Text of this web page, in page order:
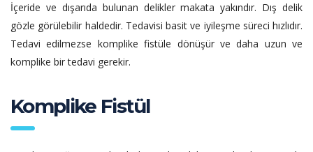
İçeride ve dışarıda bulunan delikler makata yakındır. Dış delik
gözle görülebilir haldedir. Tedavisi basit ve iyileşme süreci hızlıdır.
Tedavi edilmezse komplike fistüle dönüşür ve daha uzun ve
komplike bir tedavi gerekir.
Komplike Fistül